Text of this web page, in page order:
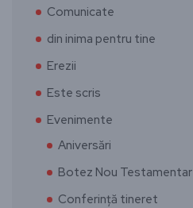
Comunicate
din inima pentru tine
Erezii
Este scris
Evenimente
Aniversări
Botez Nou Testamentar
Conferință tineret